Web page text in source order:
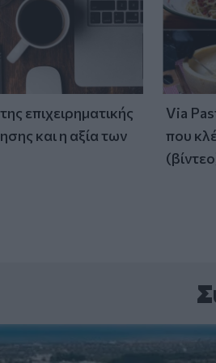
επιχειρηματικής
και η αξία των
Via
που